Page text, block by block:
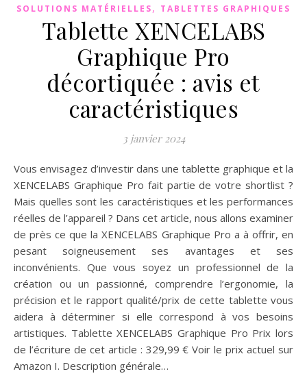
SOLUTIONS MATÉRIELLES, TABLETTES GRAPHIQUES
Tablette XENCELABS
Graphique Pro
décortiquée : avis et
caractéristiques
3 janvier 2024
Vous envisagez d’investir dans une tablette graphique et la
XENCELABS Graphique Pro fait partie de votre shortlist ?
Mais quelles sont les caractéristiques et les performances
réelles de l’appareil ? Dans cet article, nous allons examiner
de près ce que la XENCELABS Graphique Pro a à offrir, en
pesant soigneusement ses avantages et ses
inconvénients. Que vous soyez un professionnel de la
création ou un passionné, comprendre l’ergonomie, la
précision et le rapport qualité/prix de cette tablette vous
aidera à déterminer si elle correspond à vos besoins
artistiques. Tablette XENCELABS Graphique Pro Prix lors
de l’écriture de cet article : 329,99 € Voir le prix actuel sur
Amazon I. Description générale…